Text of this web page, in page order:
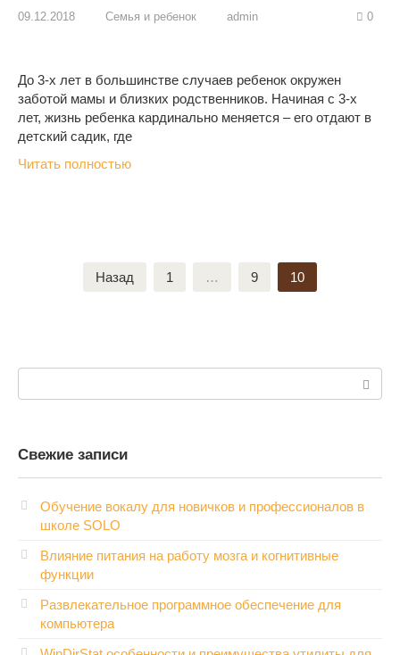
09.12.2018 Семья и ребенок admin 0
До 3-х лет в большинстве случаев ребенок окружен
заботой мамы и близких родственников. Начиная с 3-х
лет, жизнь ребенка кардинально меняется – его отдают в
детский садик, где
Читать полностью
Назад 1 … 9 10
Свежие записи
Обучение вокалу для новичков и профессионалов в
школе SOLO
Влияние питания на работу мозга и когнитивные
функции
Развлекательное программное обеспечение для
компьютера